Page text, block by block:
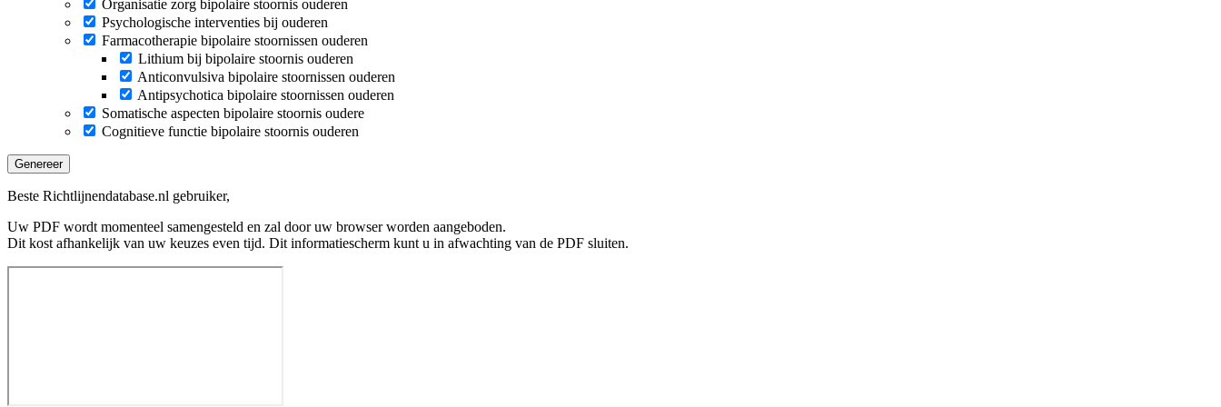
Organisatie zorg bipolaire stoornis ouderen
Psychologische interventies bij ouderen
Farmacotherapie bipolaire stoornissen ouderen
Lithium bij bipolaire stoornis ouderen
Anticonvulsiva bipolaire stoornissen ouderen
Antipsychotica bipolaire stoornissen ouderen
Somatische aspecten bipolaire stoornis oudere
Cognitieve functie bipolaire stoornis ouderen
Genereer
Beste Richtlijnendatabase.nl gebruiker,
Uw PDF wordt momenteel samengesteld en zal door uw browser worden aangeboden.
Dit kost afhankelijk van uw keuzes even tijd. Dit informatiescherm kunt u in afwachting van de PDF sluiten.